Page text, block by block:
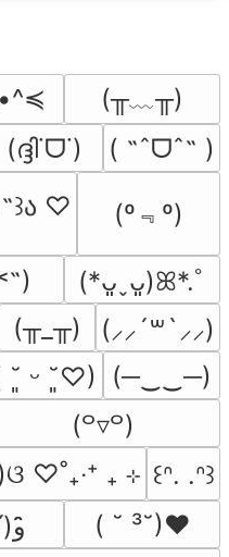
(╥﹏╥)
(ദ്ദി˙ᗜ˙) ( ˶ˆᗜˆ˵ )
♡ (º﹃º)
(*ᴗ͈ˬᴗ͈)ꕤ*.ﾟ
(╥_╥)
(⸝⸝´꒳`⸝⸝)
˘͈ ᵕ ˘͈♡)
(─‿‿─)
(꒪▿꒪)
♡˚₊‧⁺ ₊ ⊹ ꒰ᐢ. .ᐢ꒱
( ˘ ³˘)♥